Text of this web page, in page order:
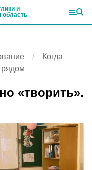
и
область
Когда
рядом
«творить».